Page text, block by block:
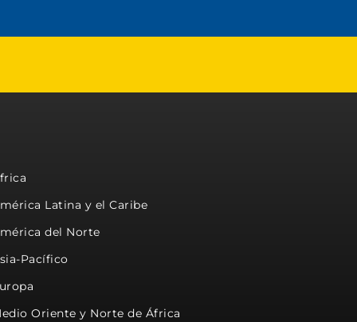
Latina y el Caribe
del Norte
Pacífico
Oriente y Norte de África